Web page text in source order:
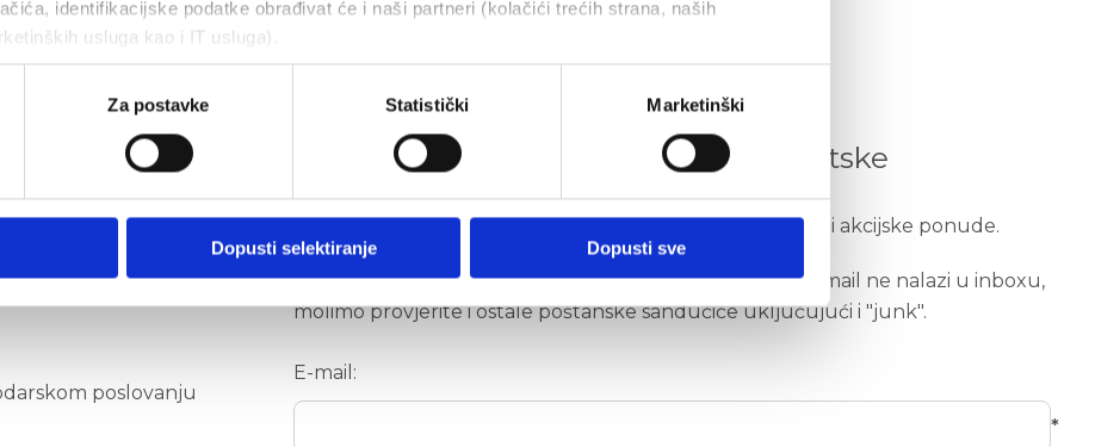
identifikacijske podatke obrađivat će i naši partneri (kolačići trećih strana, naših
usluga kao i IT usluga).
Za postavke Statistički Marketinški
Dopusti selektiranje Dopusti sve
poslovanju
Primajte novosti i ponude Auto Hrvatske
Upišite svoju e-mail adresu te saznajte odabrane novosti i akcijske ponude.
Polja označena zvjezdicom (*) su obvezna. Ukoliko se e-mail ne nalazi u inboxu,
molimo provjerite i ostale poštanske sandučiće uključujući i "junk".
E-mail:
*